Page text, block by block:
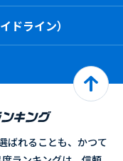
ドライン）
ばれることも、かつて